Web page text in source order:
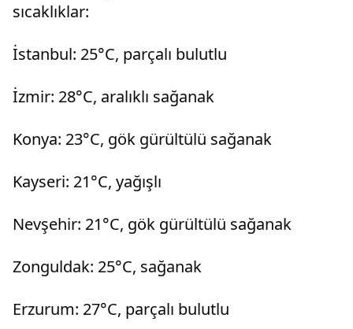
sıcaklıklar:
İstanbul: 25°C, parçalı bulutlu
İzmir: 28°C, aralıklı sağanak
Konya: 23°C, gök gürültülü sağanak
Kayseri: 21°C, yağışlı
Nevşehir: 21°C, gök gürültülü sağanak
Zonguldak: 25°C, sağanak
Erzurum: 27°C, parçalı bulutlu